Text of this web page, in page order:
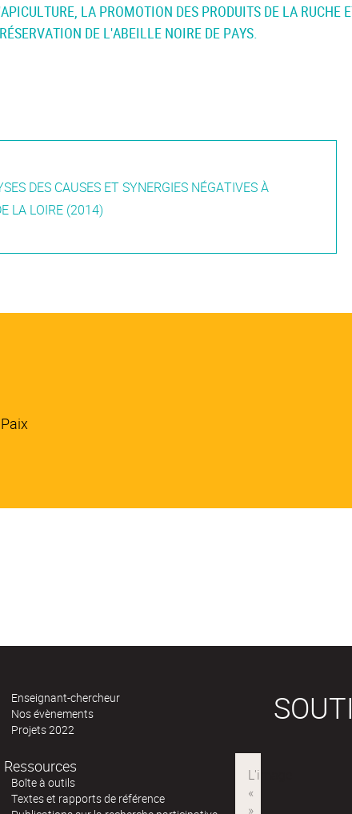
LA PROMOTION DES PRODUITS DE LA RUCHE
DE L'ABEILLE NOIRE DE PAYS.
DES CAUSES ET SYNERGIES NÉGATIVES À
LA LOIRE (2014)
Enseignant-chercheur
Nos évènements
Projets 2022
Ressources
Boîte à outils
Textes et rapports de référence